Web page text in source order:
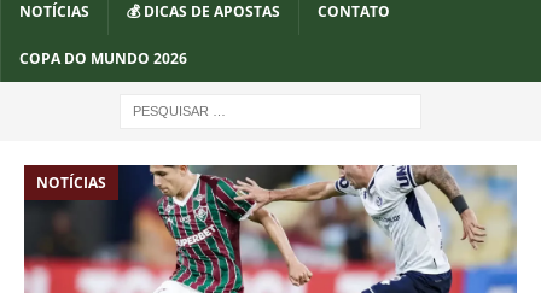
NOTÍCIAS 💰 DICAS DE APOSTAS CONTATO
COPA DO MUNDO 2026
NOTÍCIAS